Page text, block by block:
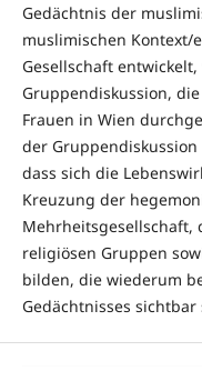
Gedächtnis der
muslimischen Kontext/
Gesellschaft
Gruppendiskussion,
Frauen in Wien
der
dass sich die
Kreuzung der
Mehrheitsgesellschaft,
religiösen Gruppen
bilden, die wiederum
Gedächtnisses sichtbar